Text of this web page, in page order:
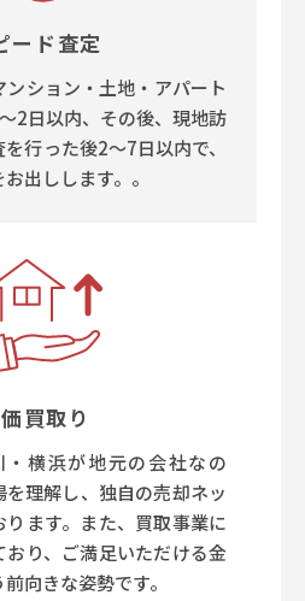
ード査定
ション・土地・アパート
2日以内、その後、現地訪
行った後2～7日以内で、
出しします。。
買取り
・横浜が地元の会社なの
理解し、独自の売却ネッ
ります。また、買取事業に
おり、ご満足いただける金
向きな姿勢です。